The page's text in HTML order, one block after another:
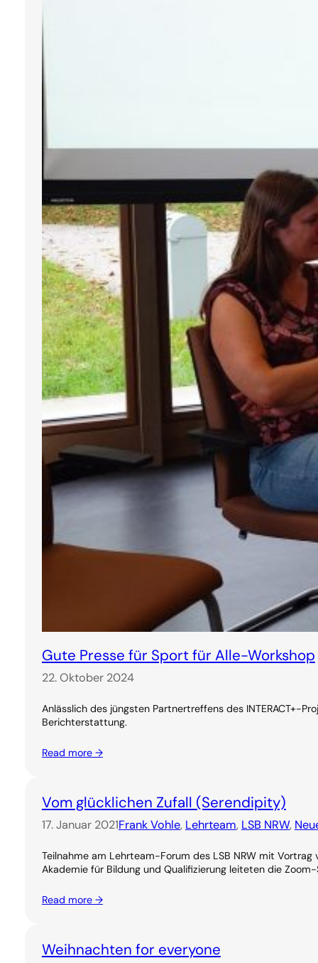
Gute Presse für Sport für Alle-Workshop
22. Oktober 2024
Anlässlich des jüngsten Partnertreffens des INTERACT+-
Berichterstattung.
Read more →
Vom glücklichen Zufall (Serendipity)
17. Januar 2021Frank Vohle, Lehrteam, LSB NRW,
Teilnahme am Lehrteam-Forum des LSB NRW mit
Akademie für Bildung und Qualifizierung leiteten die
Read more →
Weihnachten for everyone